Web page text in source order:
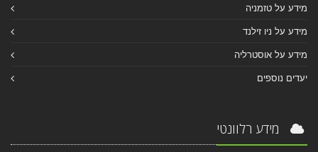
מידע על טזמניה
מידע על ניו זילנד
מידע על אוסטרליה
יעדים נוספים
מידע רלוונטי